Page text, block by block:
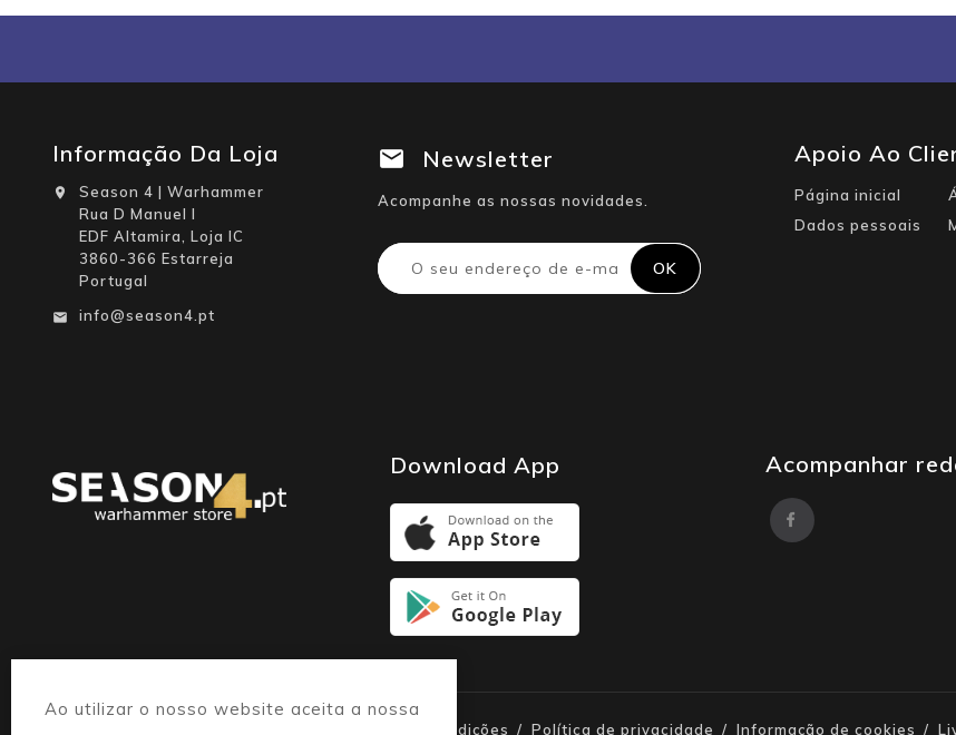
Informação Da Loja

Season 4 | Warhammer
Rua D Manuel I
EDF Altamira, Loja IC
3860-366 Estarreja
Portugal
 info@season4.pt
Newsletter
Acompanhe as nossas novidades.
Apoio Ao
Página inicial
Dados pessoais
Download App Acompanhar
Termos e condições Política de privacidade Informação de cookies
Ao utilizar o nosso website aceita a nossa